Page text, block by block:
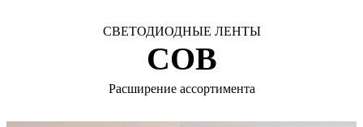
СВЕТОДИОДНЫЕ ЛЕНТЫ
COB
Расширение ассортимента